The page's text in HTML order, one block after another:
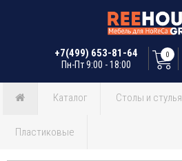
+7(499) 653-81-64
Пн-Пт 9:00 - 18:00
0
Каталог Столы и стулья
Пластиковые